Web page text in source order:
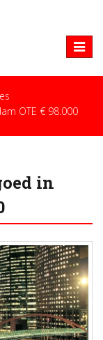
Toggle
OTE € 98.000
in